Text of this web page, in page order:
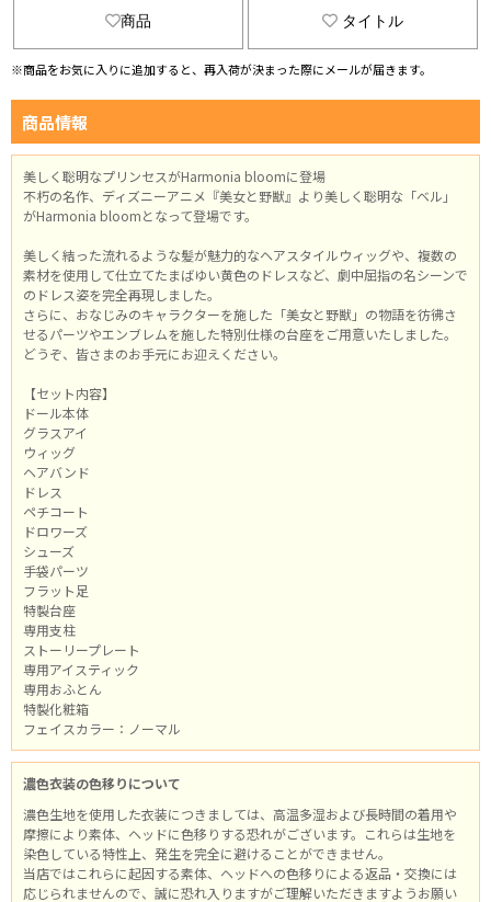
商品 タイトル
※商品をお気に入りに追加すると、再入荷が決まった際にメールが届きます。
商品情報
美しく聡明なプリンセスがHarmonia bloomに登場
不朽の名作、ディズニーアニメ『美女と野獣』より美しく聡明な「ベル」
がHarmonia bloomとなって登場です。
美しく結った流れるような髪が魅力的なヘアスタイルウィッグや、複数の
素材を使用して仕立てたまばゆい黄色のドレスなど、劇中屈指の名シーンで
のドレス姿を完全再現しました。
さらに、おなじみのキャラクターを施した「美女と野獣」の物語を彷彿さ
せるパーツやエンブレムを施した特別仕様の台座をご用意いたしました。
どうぞ、皆さまのお手元にお迎えください。
【セット内容】
ドール本体
グラスアイ
ウィッグ
ヘアバンド
ドレス
ペチコート
ドロワーズ
シューズ
手袋パーツ
フラット足
特製台座
専用支柱
ストーリープレート
専用アイスティック
専用おふとん
特製化粧箱
フェイスカラー：ノーマル
濃色衣装の色移りについて
濃色生地を使用した衣装につきましては、高温多湿および長時間の着用や
摩擦により素体、ヘッドに色移りする恐れがございます。これらは生地を
染色している特性上、発生を完全に避けることができません。
当店ではこれらに起因する素体、ヘッドへの色移りによる返品・交換には
応じられませんので、誠に恐れ入りますがご理解いただきますようお願い